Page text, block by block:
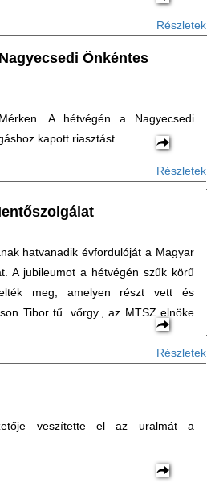
Részletek
Önkéntes
A hétvégén a Nagyecsedi
kapott riasztást.
Részletek
hatvanadik évfordulóját a Magyar
A jubileumot a hétvégén szűk körű
meg, amelyen részt vett és
Tibor tű. vőrgy., az MTSZ elnöke
Részletek
veszítette el az uralmát a